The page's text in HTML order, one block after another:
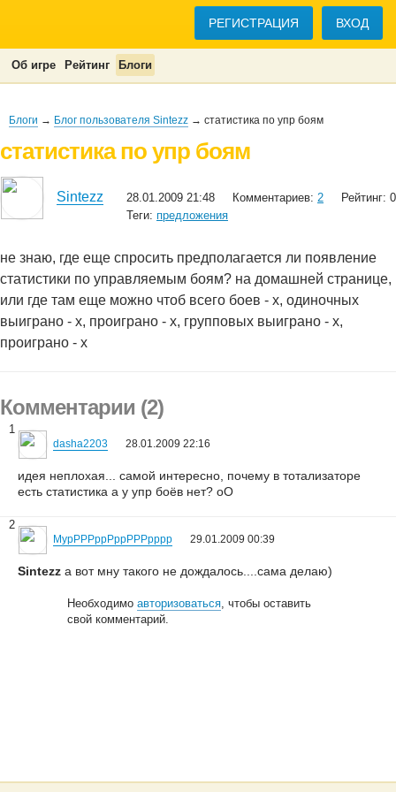
РЕГИСТРАЦИЯ ВХОД
Об игре Рейтинг Блоги
Блоги → Блог пользователя Sintezz → статистика по упр боям
статистика по упр боям
Sintezz 28.01.2009 21:48 Комментариев: 2
Рейтинг: 0
Теги: предложения
не знаю, где еще спросить предполагается ли появление
статистики по управляемым боям? на домашней странице,
или где там еще можно чтоб всего боев - х, одиночных
выиграно - х, проиграно - х, групповых выиграно - х,
проиграно - х
Комментарии (2)
1
dasha2203 28.01.2009 22:16
идея неплохая... самой интересно, почему в тотализаторе
есть статистика а у упр боёв нет? оО
2
МурРРРррРррРРРрррр 29.01.2009 00:39
Sintezz а вот мну такого не дождалось....сама делаю)
Необходимоавторизоваться, чтобы оставить
свой комментарий.